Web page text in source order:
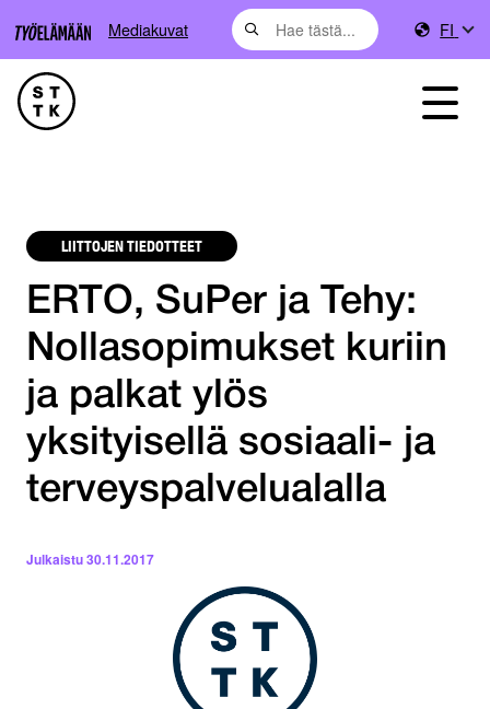
Mediakuvat FI
LIITTOJEN TIEDOTTEET
ERTO, SuPer ja Tehy:
Nollasopimukset kuriin
ja palkat ylös
yksityisellä sosiaali- ja
terveyspalvelualalla
Julkaistu30.11.2017